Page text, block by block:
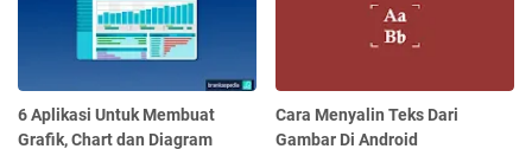
6 Aplikasi Untuk Membuat
Grafik, Chart dan Diagram
Cara Menyalin Teks Dari
Gambar Di Android